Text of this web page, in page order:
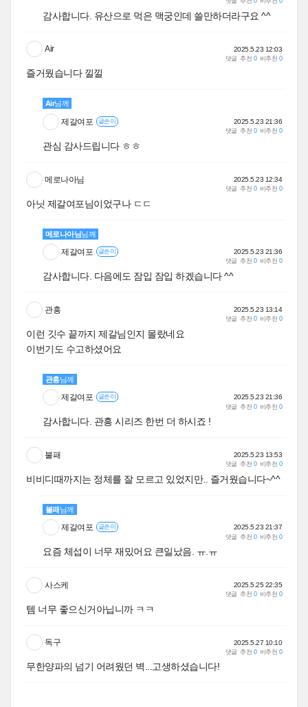
감사합니다. 유산으로 먹은 맥궁인데 쓸만하더라구요 ^^
Air 2025.5.23 12:03
댓글 추천 0 비추천 0
즐거웠습니다 낄낄
Air님께
제갈여포 글쓴이 2025.5.23 21:36
댓글 추천 0 비추천 0
관심 감사드립니다 ㅎㅎ
메로나아님 2025.5.23 12:34
댓글 추천 0 비추천 0
아닛 제갈여포님이었구나 ㄷㄷ
메로나아님님께
제갈여포 글쓴이 2025.5.23 21:36
댓글 추천 0 비추천 0
감사합니다. 다음에도 잠입 잠입 하겠습니다 ^^
관흥 2025.5.23 13:14
댓글 추천 0 비추천 0
이런 깃수 끝까지 제갈님인지 몰랐네요
이번기도 수고하셨어요
관흥님께
제갈여포 글쓴이 2025.5.23 21:36
댓글 추천 0 비추천 0
감사합니다. 관흥 시리즈 한번 더 하시죠 !
불패 2025.5.23 13:53
댓글 추천 0 비추천 0
비비디때까지는 정체를 잘 모르고 있었지만.. 즐거웠습니다~^^
불패님께
제갈여포 글쓴이 2025.5.23 21:37
댓글 추천 0 비추천 0
요즘 체섭이 너무 재밌어요 큰일났음. ㅠ.ㅠ
사스케 2025.5.25 22:35
댓글 추천 0 비추천 0
템 너무 좋으신거아닙니까 ㅋㅋ
독구 2025.5.27 10:10
댓글 추천 0 비추천 0
무한양파의 넘기 어려웠던 벽...고생하셨습니다!